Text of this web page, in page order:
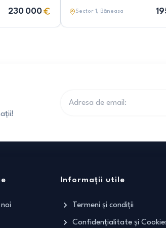
230 000 Sector 1, Băneasa
noi
Informații utile
Termeni și condiții
Confidențialitate și